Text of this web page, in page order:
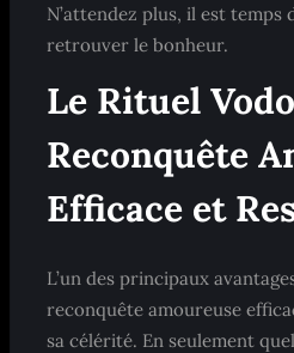
N’attendez plus, il est
retrouver le bonheur.
Le Rituel
Reconquête
Efficace et
L’un des principaux
reconquête amoureuse
sa célérité. En seulement